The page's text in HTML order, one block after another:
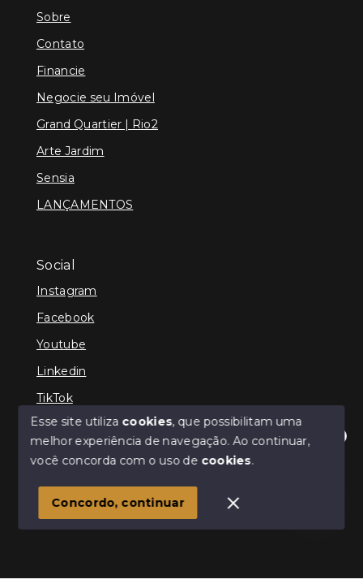
Olá! Estamos disponíveis para te ajudar.
Sobre
Contato
Financie
Negocie seu Imóvel
Grand Quartier | Rio2
Arte Jardim
Sensia
LANÇAMENTOS
Social
Instagram
Facebook
Youtube
Linkedin
TikTok
© Copyright 2026 - TEFE IMÓVEIS - Todos os direitos
SITE PARA IMOBILIARIA
Esse site utiliza cookies, que possibilitam uma
melhor experiência de navegação.Ao continuar,
você concorda com o uso de cookies.
Concordo, continuar